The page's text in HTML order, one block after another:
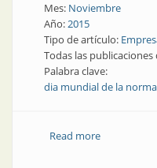
Mes: Noviembre
Año:2015
Tipo de artículo:
Todas las publicaciones
Palabra clave:
dia mundial de la
Read moreabout